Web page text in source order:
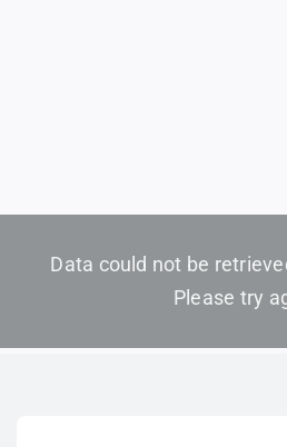
Data could not be
Please try